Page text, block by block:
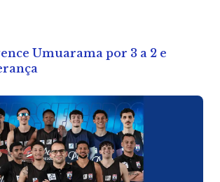
Umuarama por 3 a 2 e